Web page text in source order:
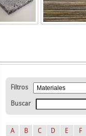
Filtros
Buscar
A B C D E F